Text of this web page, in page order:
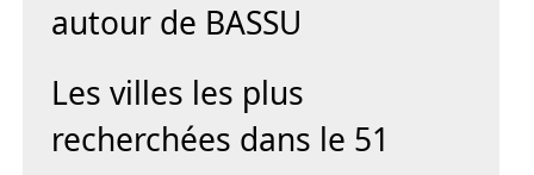
autour de BASSU
Les villes les plus
recherchées dans le 51